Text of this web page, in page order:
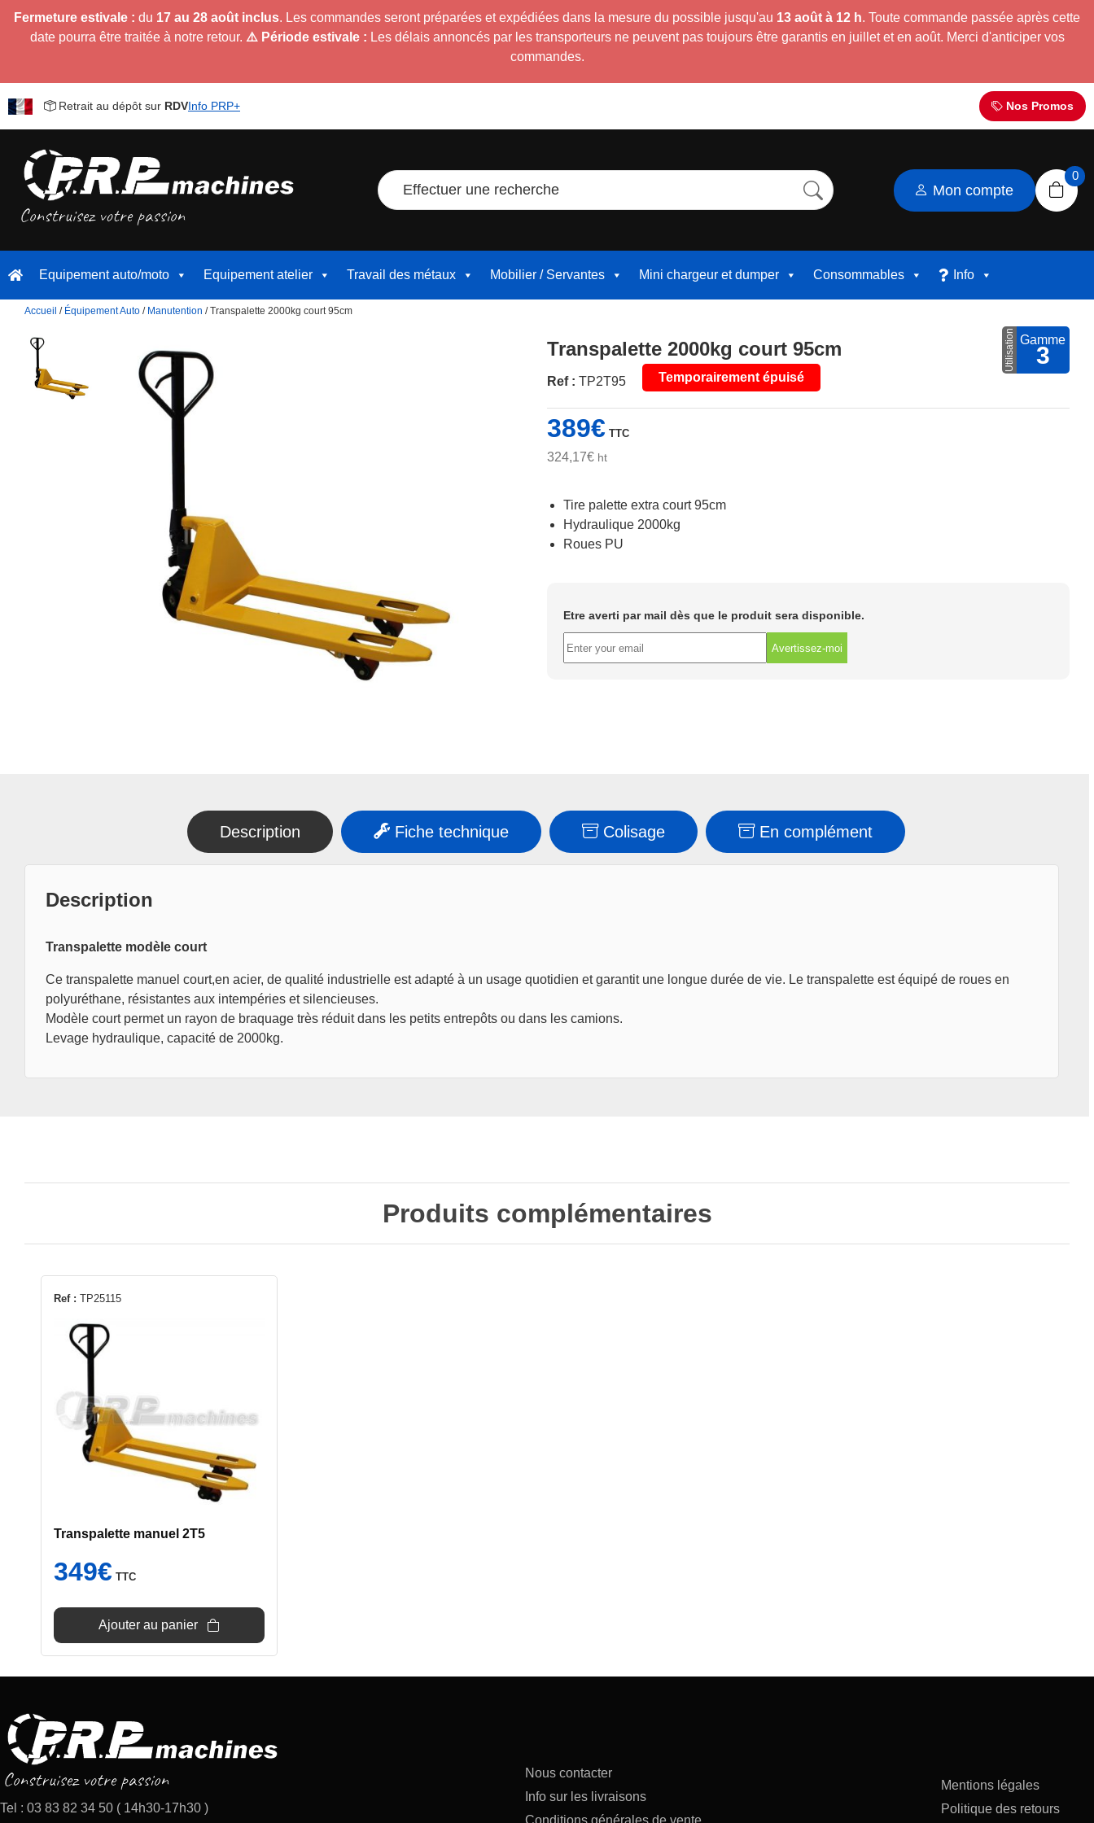
Fermeture estivale : du 17 au 28 août inclus. Les commandes seront préparées et expédiées dans la mesure du possible jusqu'au 13 août à 12 h. Toute commande passée après cette
date pourra être traitée à notre retour. ⚠️ Période estivale : Les délais annoncés par les transporteurs ne peuvent pas toujours être garantis en juillet et en août. Merci d'anticiper vos
commandes.
Retrait au dépôt sur RDVInfo PRP+ Nos Promos
Effectuer une recherche Mon compte
0
Equipement auto/moto Equipement atelier Travail des métaux Mobilier / Servantes Mini chargeur et dumper Consommables Info
Accueil / Équipement Auto / Manutention / Transpalette 2000kg court 95cm
Transpalette 2000kg court 95cm
Ref : TP2T95 Temporairement épuisé
Utilisation Gamme
3
389€ TTC
324,17€ ht
Tire palette extra court 95cm
Hydraulique 2000kg
Roues PU
Etre averti par mail dès que le produit sera disponible.
Avertissez-moi
Description Fiche technique Colisage En complément
Description
Transpalette modèle court
Ce transpalette manuel court,en acier, de qualité industrielle est adapté à un usage quotidien et garantit une longue durée de vie. Le transpalette est équipé de roues en
polyuréthane, résistantes aux intempéries et silencieuses.
Modèle court permet un rayon de braquage très réduit dans les petits entrepôts ou dans les camions.
Levage hydraulique, capacité de 2000kg.
Produits complémentaires
Ref : TP25115
Transpalette manuel 2T5
349€ TTC
Ajouter au panier
Tel : 03 83 82 34 50 ( 14h30-17h30 )
Nous contacter
Info sur les livraisons
Mentions légales
Politique des retours